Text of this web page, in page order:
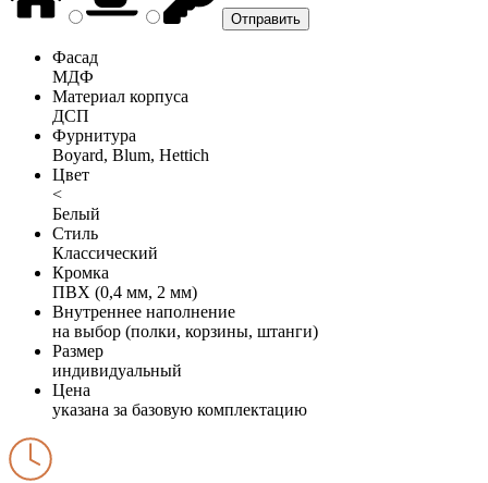
Фасад
МДФ
Материал корпуса
ДСП
Фурнитура
Boyard, Blum, Hettich
Цвет
<
Белый
Стиль
Классический
Кромка
ПВХ (0,4 мм, 2 мм)
Внутреннее наполнение
на выбор (полки, корзины, штанги)
Размер
индивидуальный
Цена
указана за базовую комплектацию